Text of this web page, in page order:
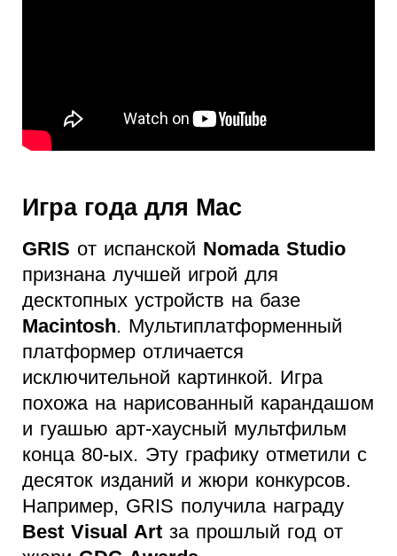
Игра года для Mac
GRIS от испанской Nomada Studio
признана лучшей игрой для
десктопных устройств на базе
Macintosh. Мультиплатформенный
платформер отличается
исключительной картинкой. Игра
похожа на нарисованный карандашом
и гуашью арт-хаусный мультфильм
конца 80-ых. Эту графику отметили с
десяток изданий и жюри конкурсов.
Например, GRIS получила награду
Best Visual Art за прошлый год от